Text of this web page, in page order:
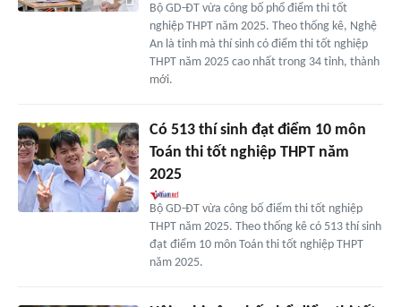
Bộ GD-ĐT vừa công bố phổ điểm thi tốt
nghiệp THPT năm 2025. Theo thống kê, Nghệ
An là tỉnh mà thí sinh có điểm thi tốt nghiệp
THPT năm 2025 cao nhất trong 34 tỉnh, thành
mới.
Có 513 thí sinh đạt điểm 10 môn
Toán thi tốt nghiệp THPT năm
2025
Bộ GD-ĐT vừa công bố điểm thi tốt nghiệp
THPT năm 2025. Theo thống kê có 513 thí sinh
đạt điểm 10 môn Toán thi tốt nghiệp THPT
năm 2025.